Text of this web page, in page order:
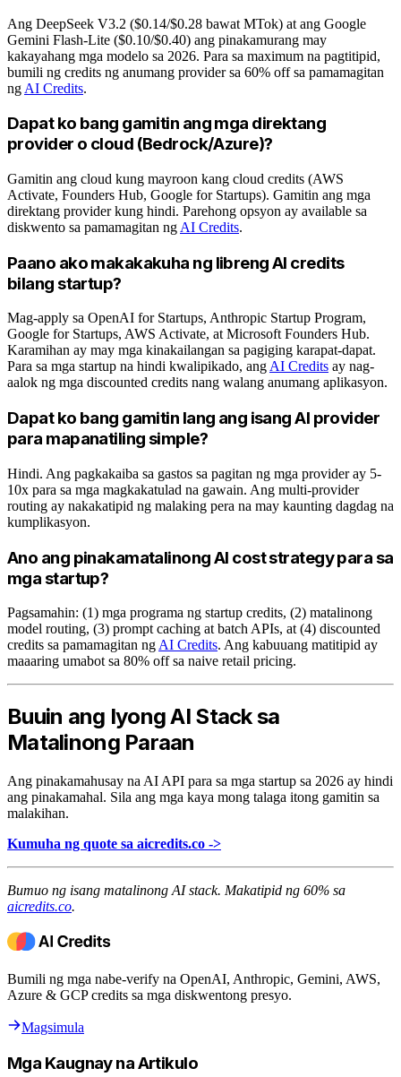
Ang DeepSeek V3.2 ($0.14/$0.28 bawat MTok) at ang Google
Gemini Flash-Lite ($0.10/$0.40) ang pinakamurang may
kakayahang mga modelo sa 2026. Para sa maximum na pagtitipid,
bumili ng credits ng anumang provider sa 60% off sa pamamagitan
ng AI Credits.
Dapat ko bang gamitin ang mga direktang
provider o cloud (Bedrock/Azure)?
Gamitin ang cloud kung mayroon kang cloud credits (AWS
Activate, Founders Hub, Google for Startups). Gamitin ang mga
direktang provider kung hindi. Parehong opsyon ay available sa
diskwento sa pamamagitan ng AI Credits.
Paano ako makakakuha ng libreng AI credits
bilang startup?
Mag-apply sa OpenAI for Startups, Anthropic Startup Program,
Google for Startups, AWS Activate, at Microsoft Founders Hub.
Karamihan ay may mga kinakailangan sa pagiging karapat-dapat.
Para sa mga startup na hindi kwalipikado, ang AI Credits ay nag-
aalok ng mga discounted credits nang walang anumang aplikasyon.
Dapat ko bang gamitin lang ang isang AI provider
para mapanatiling simple?
Hindi. Ang pagkakaiba sa gastos sa pagitan ng mga provider ay 5-
10x para sa mga magkakatulad na gawain. Ang multi-provider
routing ay nakakatipid ng malaking pera na may kaunting dagdag na
kumplikasyon.
Ano ang pinakamatalinong AI cost strategy para sa
mga startup?
Pagsamahin: (1) mga programa ng startup credits, (2) matalinong
model routing, (3) prompt caching at batch APIs, at (4) discounted
credits sa pamamagitan ng AI Credits. Ang kabuuang matitipid ay
maaaring umabot sa 80% off sa naive retail pricing.
Buuin ang Iyong AI Stack sa
Matalinong Paraan
Ang pinakamahusay na AI API para sa mga startup sa 2026 ay hindi
ang pinakamahal. Sila ang mga kaya mong talaga itong gamitin sa
malakihan.
Kumuha ng quote sa aicredits.co ->
Bumuo ng isang matalinong AI stack. Makatipid ng 60% sa
aicredits.co.
Bumili ng mga nabe-verify na OpenAI, Anthropic, Gemini, AWS,
Azure & GCP credits sa mga diskwentong presyo.
Magsimula
Mga Kaugnay na Artikulo